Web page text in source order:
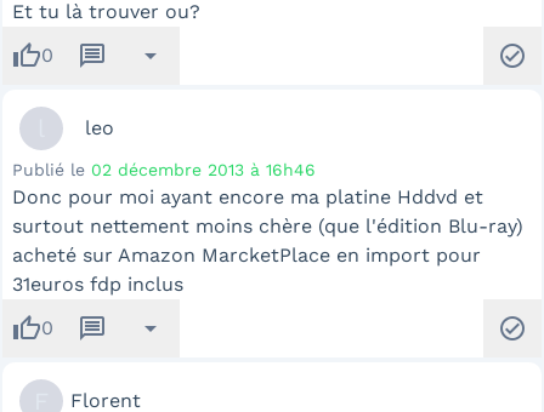
Et tu là trouver ou?
thumb_up0 message arrow_drop_down check_circle
leo
Publié le 02 décembre 2013 à 16h46
Donc pour moi ayant encore ma platine Hddvd et
surtout nettement moins chère (que l'édition Blu-ray)
acheté sur Amazon MarcketPlace en import pour
31euros fdp inclus
thumb_up0 message arrow_drop_down check_circle
Florent